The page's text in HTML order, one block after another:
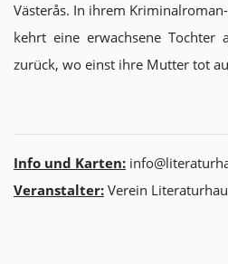
Västerås. In ihrem
kehrt eine erwachsene
zurück, wo einst ihre Mutter tot
Info und Karten:
Veranstalter: Verein